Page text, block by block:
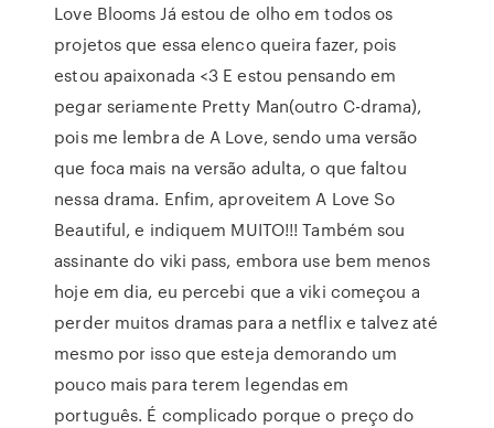
Love Blooms Já estou de olho em todos os
projetos que essa elenco queira fazer, pois
estou apaixonada <3 E estou pensando em
pegar seriamente Pretty Man(outro C-drama),
pois me lembra de A Love, sendo uma versão
que foca mais na versão adulta, o que faltou
nessa drama. Enfim, aproveitem A Love So
Beautiful, e indiquem MUITO!!! Também sou
assinante do viki pass, embora use bem menos
hoje em dia, eu percebi que a viki começou a
perder muitos dramas para a netflix e talvez até
mesmo por isso que esteja demorando um
pouco mais para terem legendas em
português. É complicado porque o preço do